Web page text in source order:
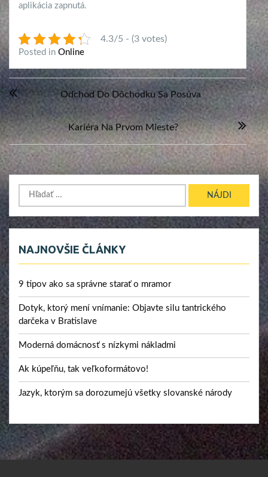
aplikácia zapnutá.
4.3/5 - (3 votes)
Posted in Online
Navigácia
v
článku
Odchod Do Dôchodku Sa Posúva
Kariéra Na Prvom Mieste?
Hľadať:
NAJNOVŠIE ČLÁNKY
9 tipov ako sa správne starať o mramor
Dotyk, ktorý mení vnímanie: Objavte silu tantrického
darčeka v Bratislave
Moderná domácnosť s nízkymi nákladmi
Ak kúpeľňu, tak veľkoformátovo!
Jazyk, ktorým sa dorozumejú všetky slovanské národy